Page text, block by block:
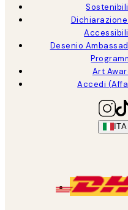
Desenio
Art
Accedi
ITA